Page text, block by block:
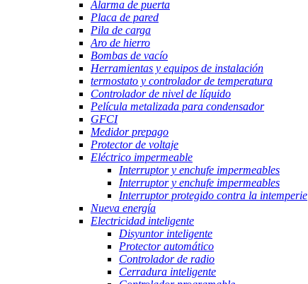
Alarma de puerta
Placa de pared
Pila de carga
Aro de hierro
Bombas de vacío
Herramientas y equipos de instalación
termostato y controlador de temperatura
Controlador de nivel de líquido
Película metalizada para condensador
GFCI
Medidor prepago
Protector de voltaje
Eléctrico impermeable
Interruptor y enchufe impermeables
Interruptor y enchufe impermeables
Interruptor protegido contra la intemperie
Nueva energía
Electricidad inteligente
Disyuntor inteligente
Protector automático
Controlador de radio
Cerradura inteligente